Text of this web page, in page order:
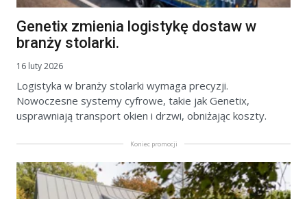
Genetix zmienia logistykę dostaw w
branży stolarki.
16 luty 2026
Logistyka w branży stolarki wymaga precyzji.
Nowoczesne systemy cyfrowe, takie jak Genetix,
usprawniają transport okien i drzwi, obniżając koszty.
Koniec promocji